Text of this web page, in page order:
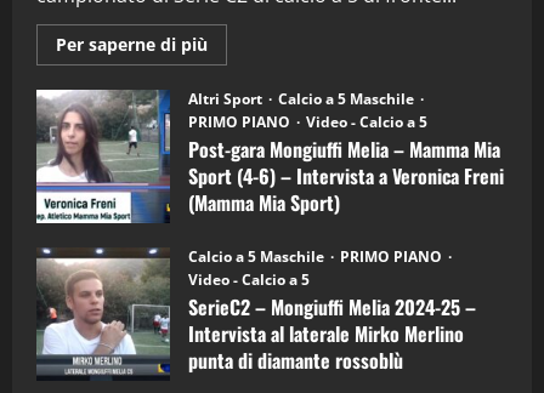
Per saperne di più
informazioni
Post-
gara
Mongiuffi
Melia
–
Mamma
Mia
Sport
6)
–
Intervista
a
mister
Arturo
Carciotto
(Mongiuffi
Altri Sport
Calcio a 5 Maschile
PRIMO PIANO
Video - Calcio a 5
Post-gara Mongiuffi Melia – Mamma Mia
Sport (4-6) – Intervista a Veronica Freni
(Mamma Mia Sport)
Calcio a 5 Maschile
PRIMO PIANO
Video - Calcio a 5
SerieC2 – Mongiuffi Melia 2024-25 –
Intervista al laterale Mirko Merlino
punta di diamante rossoblù
2
3
"SportEmpire" in Podcast
“SportEmpire” in Podcast: 28^ Puntata
(Martedi 21 Aprile 2026)
21/04/2026
4
“SportEmpire” in Podcast: 27^ Puntata
(Martedi 14 Aprile 2026)
15/04/2026